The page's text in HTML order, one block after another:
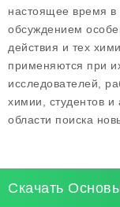
настоящее время в
обсуждением
действия и тех
применяются при
исследователей,
химии, студентов
области поиска
Скачать